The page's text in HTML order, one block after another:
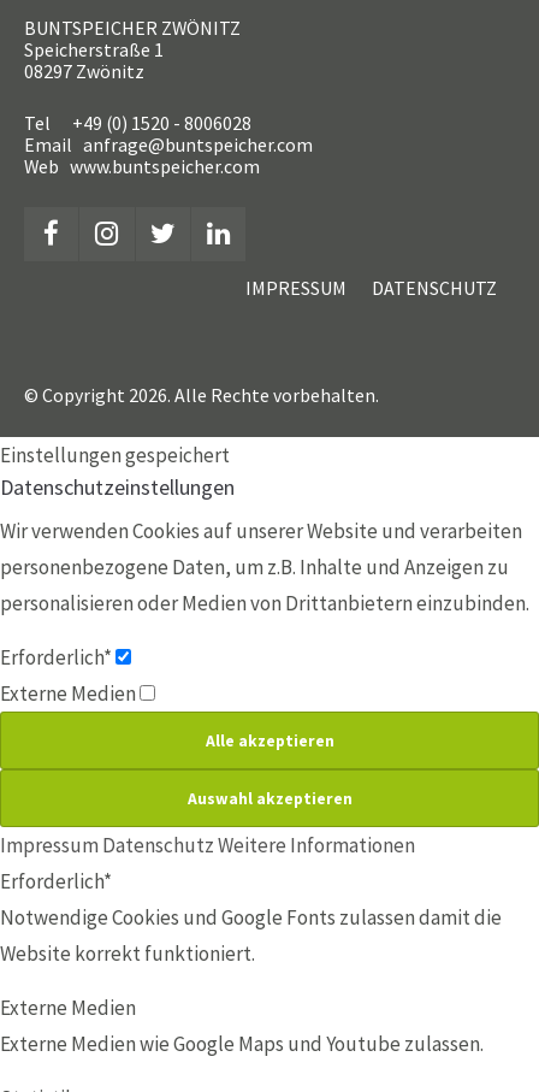
BUNTSPEICHER ZWÖNITZ
Speicherstraße 1
08297 Zwönitz
Tel +49 (0) 1520 - 8006028
Email anfrage@buntspeicher.com
Web www.buntspeicher.com
IMPRESSUM DATENSCHUTZ
© Copyright 2026. Alle Rechte vorbehalten.
Einstellungen gespeichert
Datenschutzeinstellungen
Wir verwenden Cookies auf unserer Website und verarbeiten
personenbezogene Daten, um z.B. Inhalte und Anzeigen zu
personalisieren oder Medien von Drittanbietern einzubinden.
Erforderlich*
Externe Medien
Impressum DatenschutzWeitere Informationen
Erforderlich*
Notwendige Cookies und Google Fonts zulassen damit die
Website korrekt funktioniert.
Externe Medien
Externe Medien wie Google Maps und Youtube zulassen.